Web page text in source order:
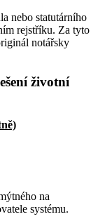
nebo statutárního
rejstříku. Za tyto
notářsky
životní
na
systému.